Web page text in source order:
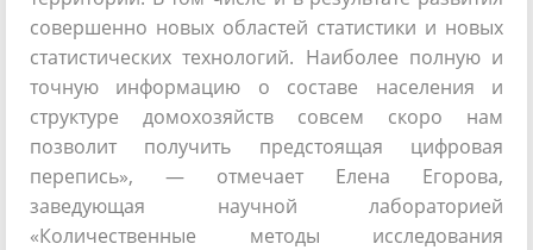
совершенно новых областей статистики и новых
статистических технологий. Наиболее полную и
точную информацию о составе населения и
структуре домохозяйств совсем скоро нам
позволит получить предстоящая цифровая
перепись», — отмечает Елена Егорова,
заведующая научной лабораторией
«Количественные методы исследования